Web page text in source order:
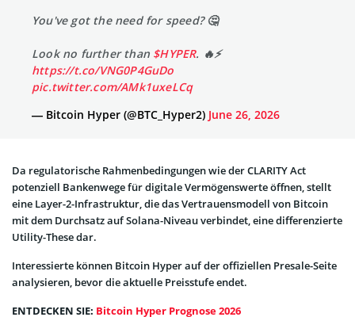
You've got the need for speed? 🤔
Look no further than $HYPER. 🔥⚡️
https://t.co/VNG0P4GuDo
pic.twitter.com/AMk1uxeLCq
— Bitcoin Hyper (@BTC_Hyper2) June 26, 2026
Da regulatorische Rahmenbedingungen wie der CLARITY Act
potenziell Bankenwege für digitale Vermögenswerte öffnen, stellt
eine Layer-2-Infrastruktur, die das Vertrauensmodell von Bitcoin
mit dem Durchsatz auf Solana-Niveau verbindet, eine differenzierte
Utility-These dar.
Interessierte können Bitcoin Hyper auf der offiziellen Presale-Seite
analysieren, bevor die aktuelle Preisstufe endet.
ENTDECKEN SIE: Bitcoin Hyper Prognose 2026